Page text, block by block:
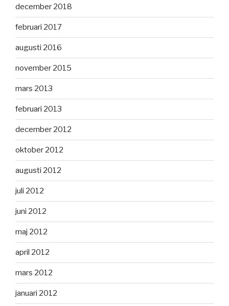
december 2018
februari 2017
augusti 2016
november 2015
mars 2013
februari 2013
december 2012
oktober 2012
augusti 2012
juli 2012
juni 2012
maj 2012
april 2012
mars 2012
januari 2012